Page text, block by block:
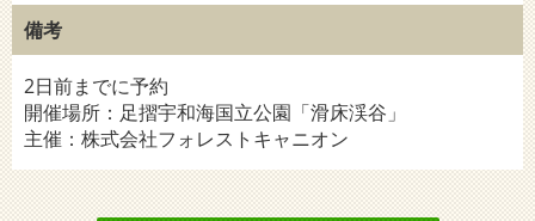
備考
2日前までに予約
開催場所：足摺宇和海国立公園「滑床渓谷」
主催：株式会社フォレストキャニオン